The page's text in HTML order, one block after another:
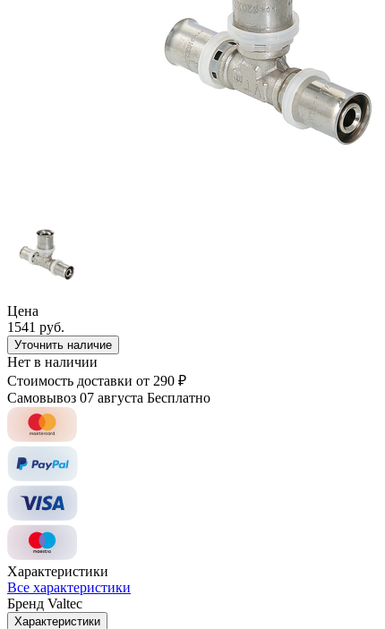
Цена
1541 руб.
Уточнить наличие
Нет в наличии
Стоимость доставки от 290 ₽
Самовывоз 07 августа Бесплатно
Характеристики
Все характеристики
Бренд Valtec
Характеристики